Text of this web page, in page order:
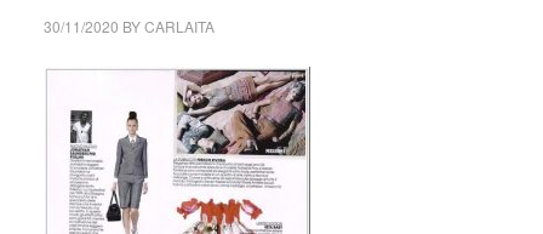
30/11/2020 BYCARLAITA